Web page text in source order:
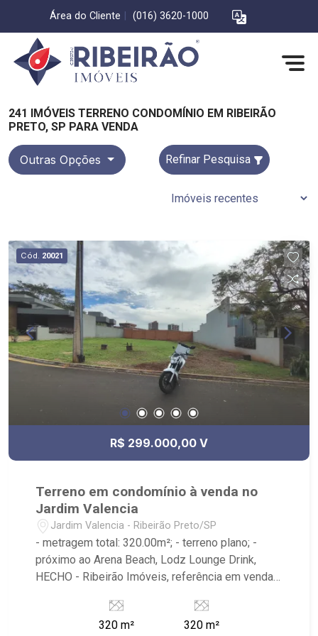
Área do Cliente (016) 3620-1000
241 IMÓVEIS TERRENO CONDOMÍNIO EM RIBEIRÃO
PRETO, SP PARA VENDA
Outras Opções Refinar Pesquisa
Cód. 20021
R$ 299.000,00 V
Terreno em condomínio à venda no
Jardim Valencia
Jardim Valencia - Ribeirão Preto/SP
- metragem total: 320.00m²; - terreno plano; -
próximo ao Arena Beach, Lodz Lounge Drink,
HECHO - Ribeirão Imóveis, referência em venda,
Imóveis, afinal Somos e Vivemos Ribeirão: -
funcionários capacitados; - processos rápidos e
320 m² 320 m²